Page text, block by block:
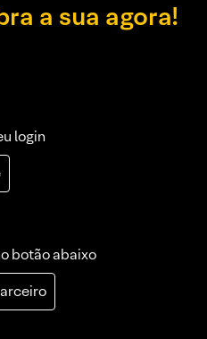
a sua agora!
login
botão abaixo